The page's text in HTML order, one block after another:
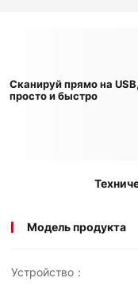
Сканируй прямо на USB,
просто и быстро
Модель продукта
Устройство：